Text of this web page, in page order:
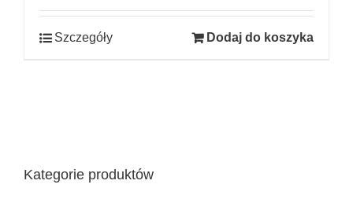
Dodaj do koszyka
Szczegóły
Kategorie produktów